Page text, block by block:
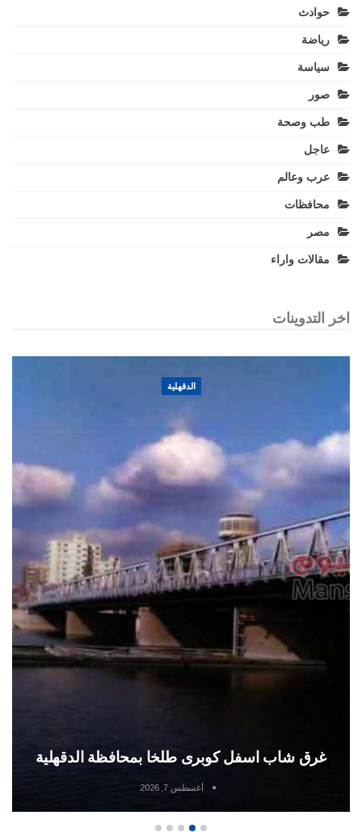
حوادث
رياضة
سياسة
صور
طب وصحة
عاجل
عرب وعالم
محافظات
مصر
مقالات واراء
اخر التدوينات
الدقهلية
غرق شاب اسفل كوبرى طلخا بمحافظة الدقهلية
أغسطس 7, 2026